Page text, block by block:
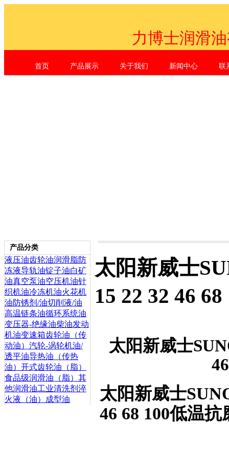
力博士润滑
Shenzhen Li Dr. Industrial Co.,
首页 产品展示 关于我们 新闻中心 联
产品分类
液压油齿轮油润滑脂防
冻液导轨油锭子油白矿
油真空泵油空压机油针
织机油冷冻机油火花机
油防锈剂/油切削液/油
高温链条油循环系统油
变压器-绝缘油柴油发动
机油变速箱齿轮油（传
动油） 汽轮-涡轮机油/
透平油导热油（传热
油） 开式齿轮油（脂）
食品级润滑油（脂） 其
他润滑油工业清洗剂 淬
火液（油）
成型油
太阳新威士
15 22 32 46
太阳新威士
太阳新威士
46 68 100低温